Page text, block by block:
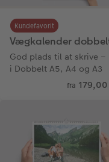
Tilbehør
Vægkalender
God plads til at skrive –
i Dobbelt A5, A4 og A3
Kundefavorit
fra